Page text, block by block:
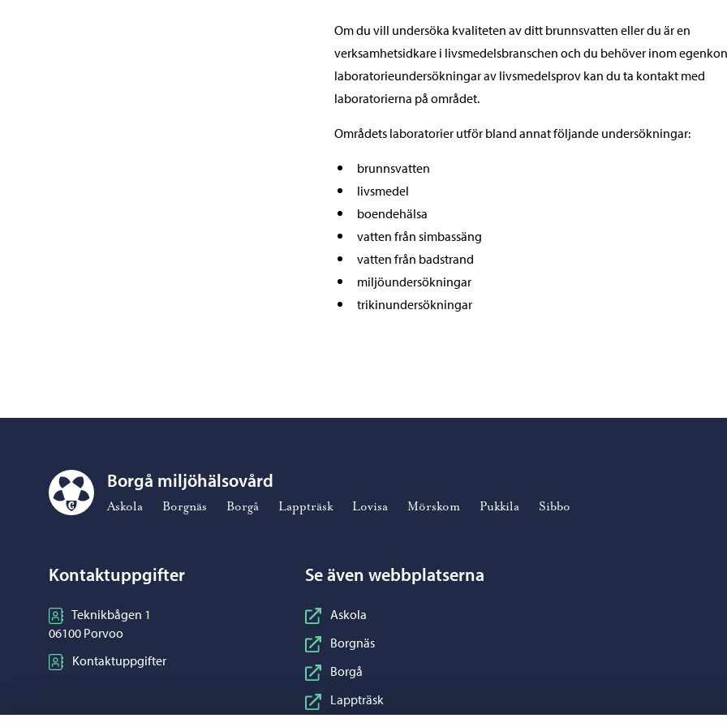
Om du vill undersöka kvaliteten av ditt brunnsvatten eller du är en
verksamhetsidkare i livsmedelsbranschen och du behöver inom
laboratorieundersökningar av livsmedelsprov kan du ta kontakt med
laboratorierna på området.
Områdets laboratorier utför bland annat följande undersökningar:
brunnsvatten
livsmedel
boendehälsa
vatten från simbassäng
vatten från badstrand
miljöundersökningar
trikinundersökningar
Borgå miljöhälsovård – Gå till startsidan
Borgå miljöhälsovård
Askola Borgnäs Borgå Lappträsk Lovisa Mörskom Pukkila Sibbo
Kontaktuppgifter
Teknikbågen 1
06100 Porvoo
Kontaktuppgifter
Se även webbplatserna
Askola
Borgnäs
Borgå
Lappträsk